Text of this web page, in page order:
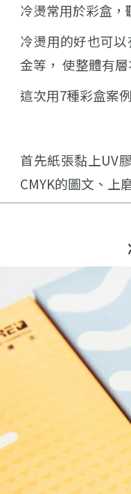
Twitter冷燙常用於彩盒，
冷燙用的好也可以
金等， 使整體有
這次用7種彩盒案
首先紙張黏上UV
CMYK的圖文、上